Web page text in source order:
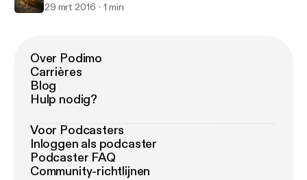
29 mrt 2016 1 min
Over Podimo
Carrières
Blog
Hulp nodig?
Voor Podcasters
Inloggen als podcaster
Podcaster FAQ
Community-richtlijnen